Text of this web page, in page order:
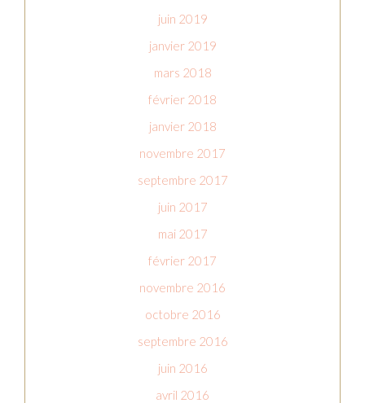
juin 2019
janvier 2019
mars 2018
février 2018
janvier 2018
novembre 2017
septembre 2017
juin 2017
mai 2017
février 2017
novembre 2016
octobre 2016
septembre 2016
juin 2016
avril 2016